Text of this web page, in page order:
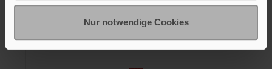
Nur notwendige Cookies